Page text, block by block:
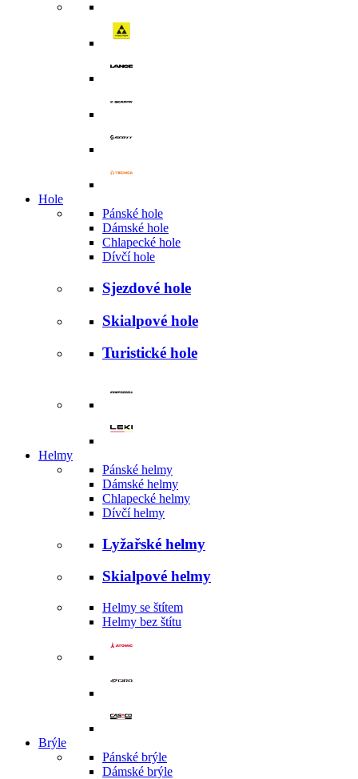
Hole
Pánské hole
Dámské hole
Chlapecké hole
Dívčí hole
Sjezdové hole
Skialpové hole
Turistické hole
Helmy
Pánské helmy
Dámské helmy
Chlapecké helmy
Dívčí helmy
Lyžařské helmy
Skialpové helmy
Helmy se štítem
Helmy bez štítu
Brýle
Pánské brýle
Dámské brýle